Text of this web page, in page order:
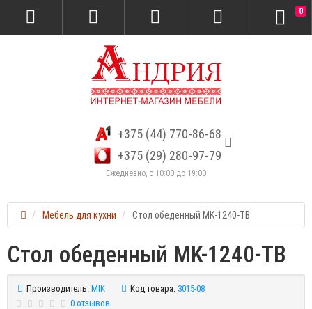
+375 (44) 770-86-68
+375 (29) 280-97-79
Ежедневно, с 10:00 до 19:00
0
Мебель для кухни Стол обеденный MK-1240-TB
Стол обеденный MK-1240-TB
Производитель: MIK Код товара: 3015-08
0 отзывов